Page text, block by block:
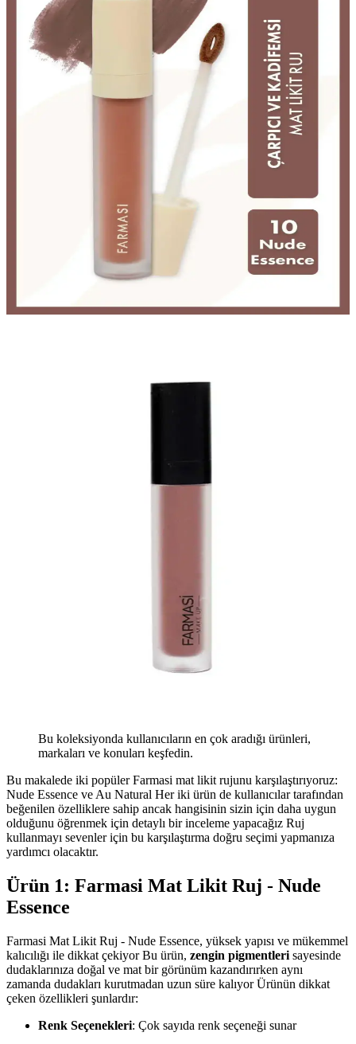
Bu koleksiyonda kullanıcıların en çok aradığı ürünleri,
markaları ve konuları keşfedin.
Bu makalede iki popüler Farmasi mat likit rujunu karşılaştırıyoruz:
Nude Essence ve Au Natural Her iki ürün de kullanıcılar tarafından
beğenilen özelliklere sahip ancak hangisinin sizin için daha uygun
olduğunu öğrenmek için detaylı bir inceleme yapacağız Ruj
kullanmayı sevenler için bu karşılaştırma doğru seçimi yapmanıza
yardımcı olacaktır.
Ürün 1: Farmasi Mat Likit Ruj - Nude
Essence
Farmasi Mat Likit Ruj - Nude Essence, yüksek yapısı ve mükemmel
kalıcılığı ile dikkat çekiyor Bu ürün, zengin pigmentleri sayesinde
dudaklarınıza doğal ve mat bir görünüm kazandırırken aynı
zamanda dudakları kurutmadan uzun süre kalıyor Ürünün dikkat
çeken özellikleri şunlardır:
Renk Seçenekleri: Çok sayıda renk seçeneği sunar